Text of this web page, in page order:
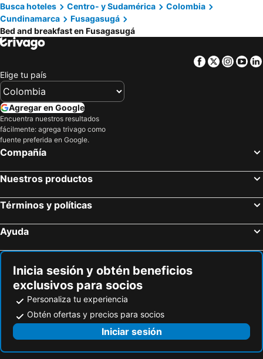
Busca hoteles Centro- y Sudamérica
Colombia
Cundinamarca
Fusagasugá
Bed and breakfast en Fusagasugá
Facebook
Twitter
Elige tu país
Agregar en Google
Encuentra nuestros resultados
fácilmente: agrega trivago como
fuente preferida en Google.
Compañía
Nuestros productos
Términos y políticas
Ayuda
Inicia sesión y obtén beneficios
exclusivos para socios
Personaliza tu experiencia
Obtén ofertas y precios para socios
Iniciar sesión